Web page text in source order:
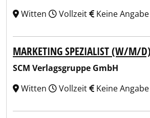
Witten
Vollzeit Keine Angabe
MARKETING SPEZIALIST (W/M/D)
SCM Verlagsgruppe GmbH
Witten
Vollzeit Keine Angabe